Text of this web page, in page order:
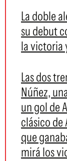
La doble
su debut
la victoria
Las dos
Núñez,
un gol de
clásico de
que
mirá los